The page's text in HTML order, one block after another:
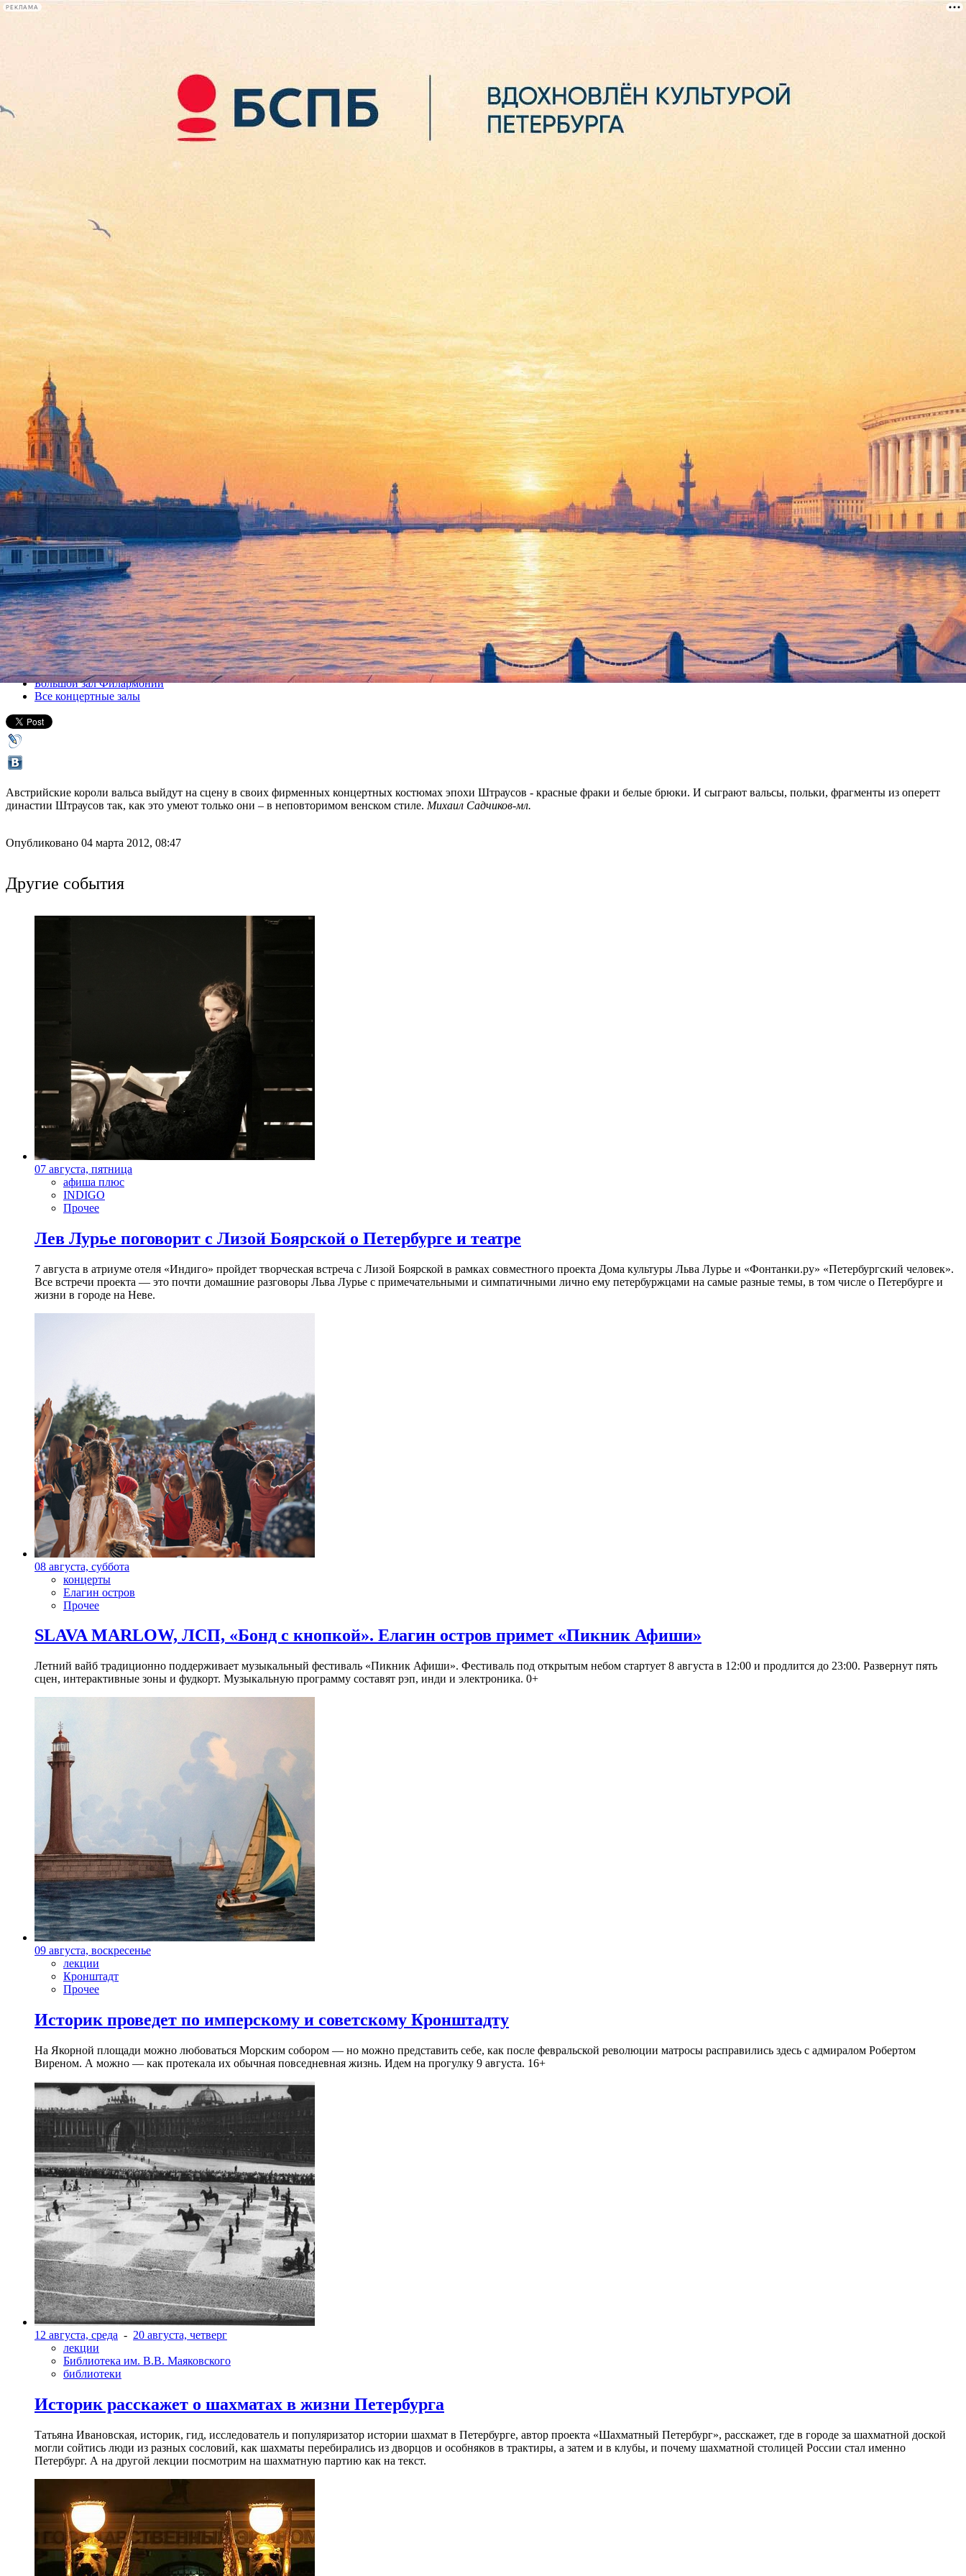
РЕКЛАМА
лекции
книги
Венский оркестр Иоганна Штрауса. Дирижер - Райнер Роос. Музыка семьи Штраусов
08 марта 2012, четверг,19.00
Версия для печати
Все концерты
Большой зал Филармонии
Все концертные залы
Австрийские короли вальса выйдут на сцену в своих фирменных концертных костюмах эпохи Штраусов - красные фраки и белые брюки. И сыграют вальсы, польки, фрагменты из оперетт
династии Штраусов так, как это умеют только они – в неповторимом венском стиле. Михаил Садчиков-мл.
Опубликовано 04 марта 2012, 08:47
Другие события
07 августа, пятница
афиша плюс
INDIGO
Прочее
Лев Лурье поговорит с Лизой Боярской о Петербурге и театре
7 августа в атриуме отеля «Индиго» пройдет творческая встреча с Лизой Боярской в рамках совместного проекта Дома культуры Льва Лурье и «Фонтанки.ру» «Петербургский человек».
Все встречи проекта — это почти домашние разговоры Льва Лурье с примечательными и симпатичными лично ему петербуржцами на самые разные темы, в том числе о Петербурге и
жизни в городе на Неве.
08 августа, суббота
концерты
Елагин остров
Прочее
SLAVA MARLOW, ЛСП, «Бонд с кнопкой». Елагин остров примет «Пикник Афиши»
Летний вайб традиционно поддерживает музыкальный фестиваль «Пикник Афиши». Фестиваль под открытым небом стартует 8 августа в 12:00 и продлится до 23:00. Развернут пять
сцен, интерактивные зоны и фудкорт. Музыкальную программу составят рэп, инди и электроника. 0+
09 августа, воскресенье
лекции
Кронштадт
Прочее
Историк проведет по имперскому и советскому Кронштадту
На Якорной площади можно любоваться Морским собором — но можно представить себе, как после февральской революции матросы расправились здесь с адмиралом Робертом
Виреном. А можно — как протекала их обычная повседневная жизнь. Идем на прогулку 9 августа. 16+
12 августа, среда - 20 августа, четверг
лекции
Библиотека им. В.В. Маяковского
библиотеки
Историк расскажет о шахматах в жизни Петербурга
Татьяна Ивановская, историк, гид, исследователь и популяризатор истории шахмат в Петербурге, автор проекта «Шахматный Петербург», расскажет, где в городе за шахматной доской
могли сойтись люди из разных сословий, как шахматы перебирались из дворцов и особняков в трактиры, а затем и в клубы, и почему шахматной столицей России стал именно
Петербург. А на другой лекции посмотрим на шахматную партию как на текст.